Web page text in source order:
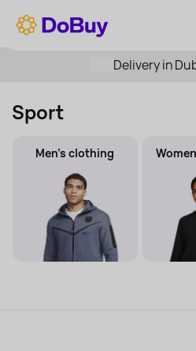
Delivery in
Sport
Men's clothing